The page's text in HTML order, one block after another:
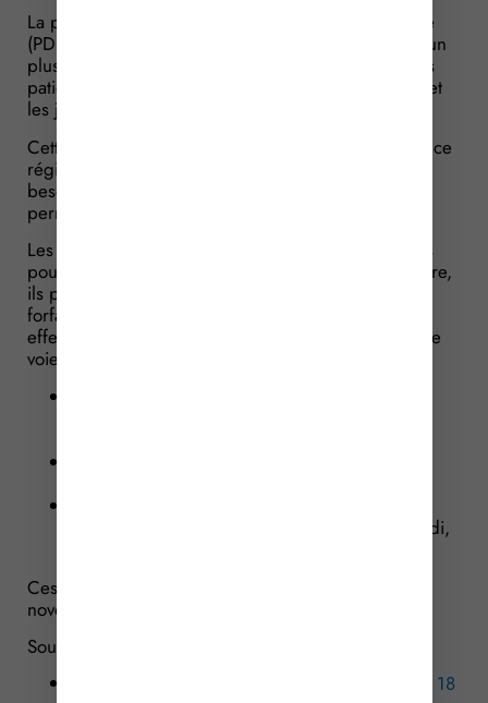
La permanence des soins en établissement de santé
(PDSES) vise à permettre une prise en charge, par un
plus grand nombre de professionnels de santé, des
patients hospitalisés la nuit, les samedis après-midi et
les jours fériés.
Cette organisation se fait sous la direction de l’Agence
régionale de santé (ARS) qui doit déterminer les
besoins de chaque territoire pour assurer la
permanence et la qualité des soins.
Les médecins libéraux peuvent se porter volontaires
pour participer au maintien de cette PDSES. À ce titre,
ils peuvent prétendre au bénéfice d’une indemnité
forfaitaire pour chaque période de garde qu’ils
effectuent. Les montants des indemnités de garde se
voient revalorisés comme suit
(période la plus calme) ou le samedi après-midi,
Ces nouveaux montants seront appliqués dès le 1ᵉʳ
novembre 2025.
Sources :
Arrêté du 24 juillet 2025 modifiant l’arrêté du 18